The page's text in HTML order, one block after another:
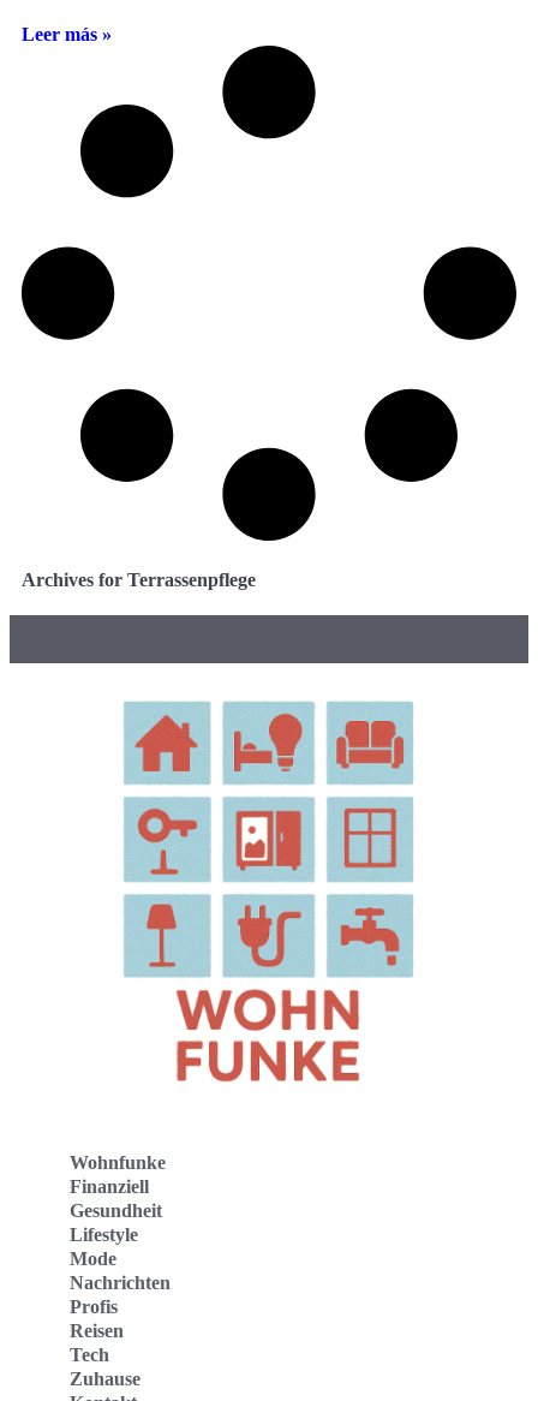
Leer más »
Archives for Terrassenpflege
Wohnfunke
Finanziell
Gesundheit
Lifestyle
Mode
Nachrichten
Profis
Reisen
Tech
Zuhause